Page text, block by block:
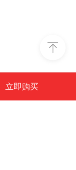
立即购买